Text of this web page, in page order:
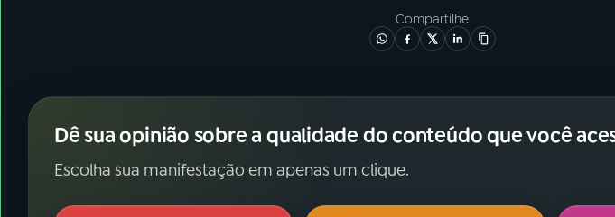
Compartilhe
Dê sua opinião sobre a qualidade do conteúdo que você
Escolha sua manifestação em apenas um clique.